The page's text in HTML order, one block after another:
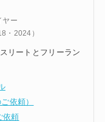
ヤー
・2024）
リートとフリーラン
依頼）
依頼